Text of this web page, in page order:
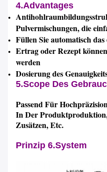
4.Advantages
Pulvermischungen, die
Füllen Sie automatisch
Ertrag oder Rezept
werden
Dosierung des
5.Scope Des
Passend Für
In Der
Zusätzen, Etc.
Prinzip 6.System